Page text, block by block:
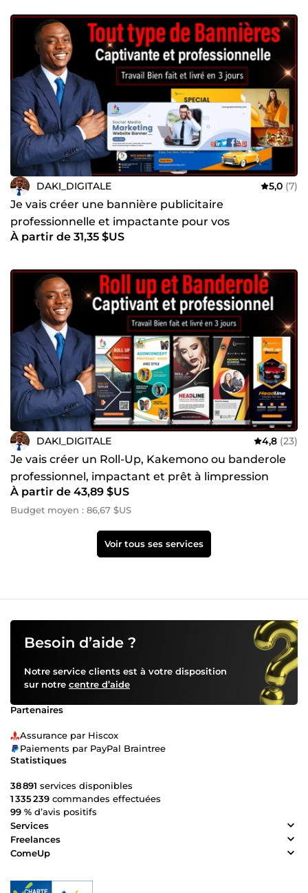
DAKI_DIGITALE 5,0 (7)
Je vais créer une bannière publicitaire
professionnelle et impactante pour vos
campagnes
À partir de 31,35 $US
DAKI_DIGITALE 4,8 (23)
Je vais créer un Roll-Up, Kakemono ou banderole
professionnel, impactant et prêt à limpression
À partir de 43,89 $US
Budget moyen : 86,67 $US
Voir tous ses services
Besoin d’aide ?
Notre service clients est à votre disposition
sur notre centre d’aide
Partenaires
Assurance par Hiscox
Paiements par PayPal Braintree
Statistiques
38 891 services disponibles
1 335 239 commandes effectuées
99 % d’avis positifs
Services
Freelances
ComeUp